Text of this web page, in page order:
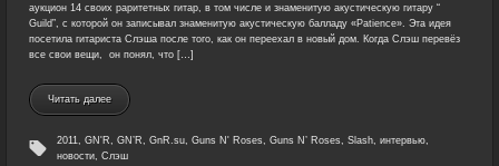
аукцион 14 своих раритетных гитар, в том числе и знаменитую акустическую гитару “
Guild”, с которой он записывал знаменитую акустическую балладу «Patience». Эта идея
посетила гитариста Слэша после того, как он переехал в новый дом. Когда Слэш перевёз
все свои вещи, он понял, что […]
Читать далее
2011 GN'R GN’R GnR.su Guns N' Roses Guns N’ Roses Slash интервью
новости Слэш